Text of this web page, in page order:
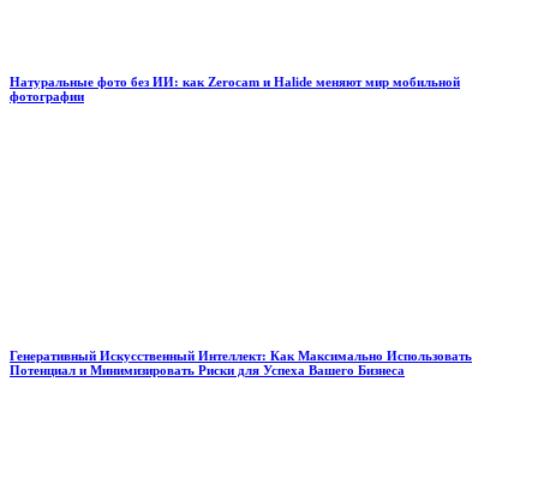
Натуральные фото без ИИ: как Zerocam и Halide меняют мир мобильной
фотографии
Генеративный Искусственный Интеллект: Как Максимально Использовать
Потенциал и Минимизировать Риски для Успеха Вашего Бизнеса